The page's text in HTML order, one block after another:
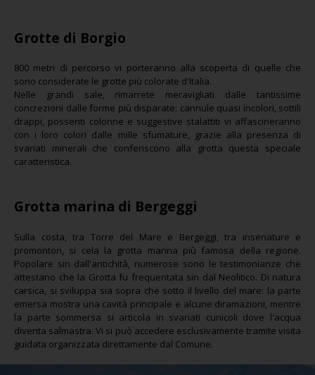
Grotte di Borgio
800 metri di percorso vi porteranno alla scoperta di quelle che
sono considerate le grotte più colorate d'Italia.
Nelle grandi sale, rimarrete meravigliati dalle tantissime
concrezioni dalle forme più disparate: cannule quasi incolori, sottili
drappi, possenti colonne e suggestive stalattiti vi affascineranno
con i loro colori dalle mille sfumature, grazie alla presenza di
svariati minerali che conferiscono alla grotta questa speciale
caratteristica.
Grotta marina di Bergeggi
Sulla costa, tra Torre del Mare e Bergeggi, tra insenature e
promontori, si cela la grotta marina più famosa della regione.
Popolare sin dall'antichità, numerose sono le testimonianze che
attestano che la Grotta fu frequentata sin dal Neolitico. Di natura
carsica, si sviluppa sia sopra che sotto il livello del mare: la parte
emersa mostra una cavità principale e alcune diramazioni, mentre
la parte sommersa si articola in svariati cunicoli dove l'acqua
diventa salmastra. Vi si può accedere esclusivamente tramite visita
guidata organizzata direttamente dal Comune.